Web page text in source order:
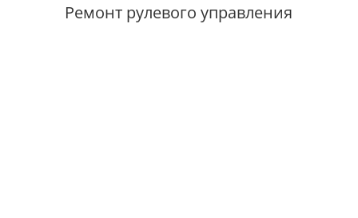
Ремонт рулевого управления